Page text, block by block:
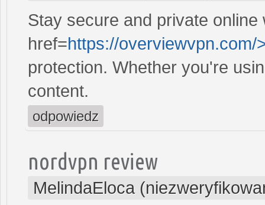
Stay secure and private online
href=https://overviewvpn.com/
protection. Whether you're
content.
odpowiedz
nordvpn review
MelindaEloca